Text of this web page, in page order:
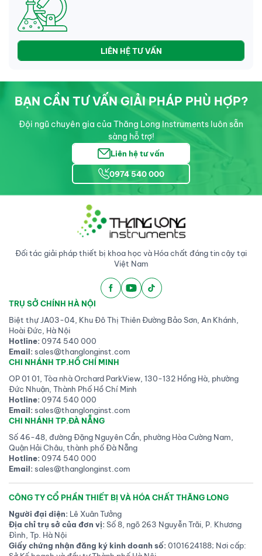
LIÊN HỆ TƯ VẤN
BẠN CẦN TƯ VẤN GIẢI PHÁP PHÙ HỢP?
Đội ngũ chuyên gia của Thăng Long Instruments luôn sẵn
sàng hỗ trợ!
Liên hệ tư vấn
0974 540 000
Đối tác giải pháp thiết bị khoa học và Hóa chất đáng tin cậy tại
Việt Nam
TRỤ SỞ CHÍNH HÀ NỘI
Biệt thự JA03-04, Khu Đô Thị Thiên Đường Bảo Sơn, An Khánh,
Hoài Đức, Hà Nội
Hotline:0974 540 000
Email:sales@thanglonginst.com
CHI NHÁNH TP.HỒ CHÍ MINH
OP 01 01, Tòa nhà Orchard ParkView, 130-132 Hồng Hà, phường
Đức Nhuận, Thành Phố Hồ Chí Minh
Hotline:0974 540 000
Email:sales@thanglonginst.com
CHI NHÁNH TP.ĐÀ NẴNG
Số 46-48, đường Đặng Nguyên Cẩn, phường Hòa Cường Nam,
Quận Hải Châu, thành phố Đà Nẵng
Hotline:0974 540 000
Email:sales@thanglonginst.com
CÔNG TY CỔ PHẦN THIẾT BỊ VÀ HÓA CHẤT THĂNG LONG
Người đại diện: Lê Xuân Tưởng
Địa chỉ trụ sở của đơn vị:Số 8, ngõ 263 Nguyễn Trãi, P. Khương
Đình, Tp. Hà Nội
Giấy chứng nhận đăng ký kinh doanh số:0101624188; Nơi cấp: